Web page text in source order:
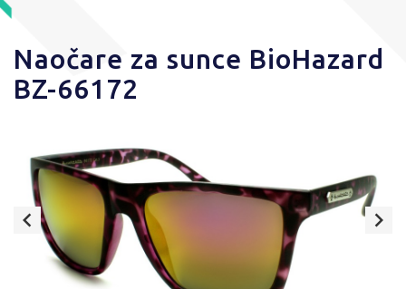
Naočare za sunce BioHazard
BZ-66172